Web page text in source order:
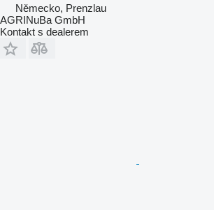
Německo, Prenzlau
AGRINuBa GmbH
Kontakt s dealerem